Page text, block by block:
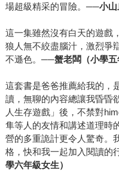
場超級精采的冒險。──小山
這一集雖然沒有白天的遊戲
狼人無不絞盡腦汁，激烈爭
不遜色。──蟹老闆（小學五
這套書是爸爸推薦給我的，
讀，無聊的內容總讓我昏昏
人生存遊戲」後，不禁對
隼等人的友情和講述道理時
營的多重詭計更令人驚奇。
格，快和我一起加入閱讀的
學六年級女生）